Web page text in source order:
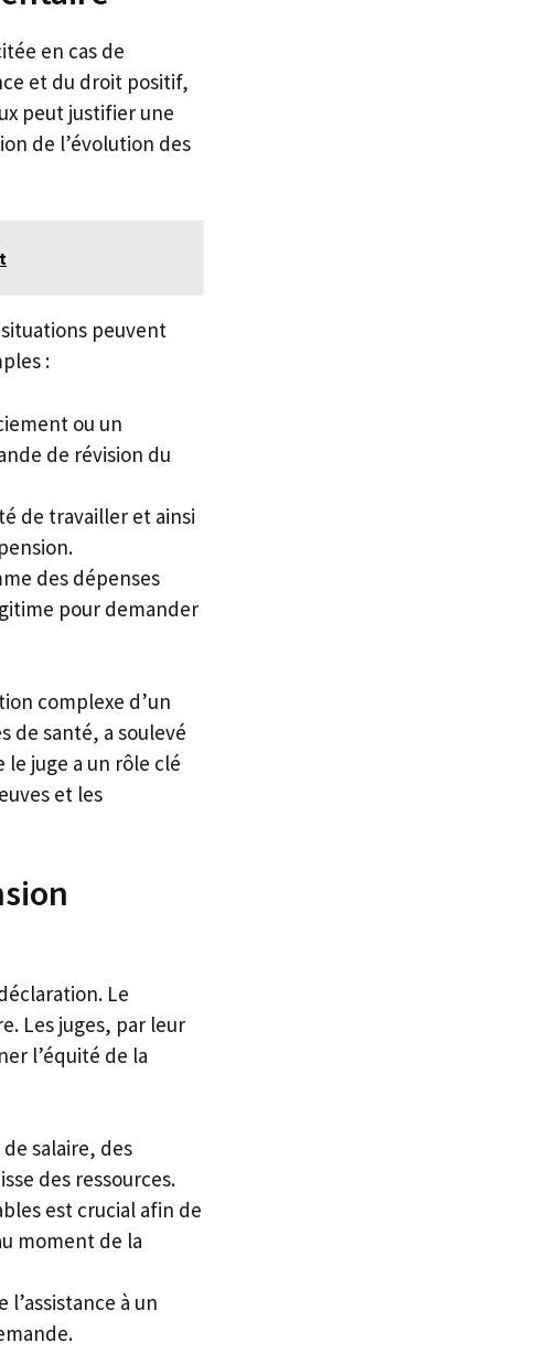
en cas de
et du droit positif,
peut justifier une
de l’évolution des
peuvent
:
ou un
de révision du
de travailler et ainsi
des dépenses
pour demander
complexe d’un
de santé, a soulevé
le juge a un rôle clé
et les
Le
Les juges, par leur
l’équité de la
salaire, des
des ressources.
est crucial afin de
moment de la
à un